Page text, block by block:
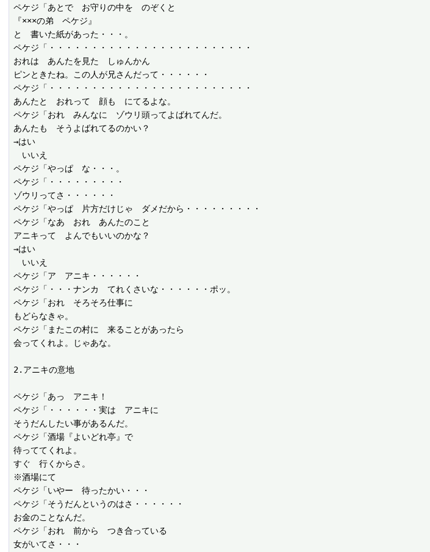
ペケジ「あとで　お守りの中を　のぞくと
『×××の弟　ペケジ』
と　書いた紙があった・・・。
ペケジ「・・・・・・・・・・・・・・・・・・・・・・・・
おれは　あんたを見た　しゅんかん
ピンときたね。この人が兄さんだって・・・・・・
ペケジ「・・・・・・・・・・・・・・・・・・・・・・・・
あんたと　おれって　顔も　にてるよな。
ペケジ「おれ　みんなに　ゾウリ頭ってよばれてんだ。
あんたも　そうよばれてるのかい？
→はい
いいえ
ペケジ「やっぱ　な・・・。
ペケジ「・・・・・・・・・
ゾウリってさ・・・・・・
ペケジ「やっぱ　片方だけじゃ　ダメだから・・・・・・・・・
ペケジ「なあ　おれ　あんたのこと
アニキって　よんでもいいのかな？
→はい
いいえ
ペケジ「ア　アニキ・・・・・・
ペケジ「・・・ナンカ　てれくさいな・・・・・・ポッ。
ペケジ「おれ　そろそろ仕事に
もどらなきゃ。
ペケジ「またこの村に　来ることがあったら
会ってくれよ。じゃあな。
2.アニキの意地
ペケジ「あっ　アニキ！
ペケジ「・・・・・・実は　アニキに
そうだんしたい事があるんだ。
ペケジ「酒場『よいどれ亭』で
待っててくれよ。
すぐ　行くからさ。
※酒場にて
ペケジ「いやー　待ったかい・・・
ペケジ「そうだんというのはさ・・・・・・
お金のことなんだ。
ペケジ「おれ　前から　つき合っている
女がいてさ・・・